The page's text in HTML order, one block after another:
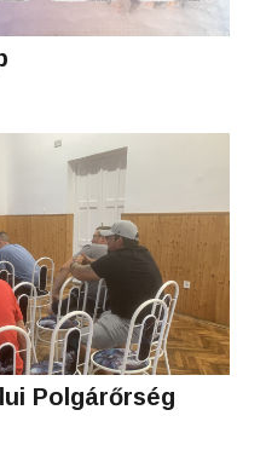
Polgárőrség